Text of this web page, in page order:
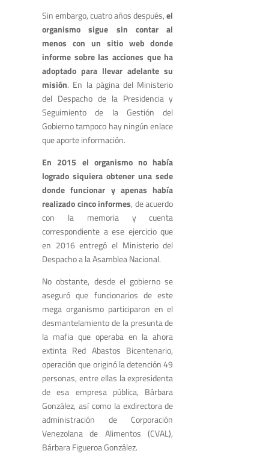
Sin embargo, cuatro años después,el
organismo sigue sin contar al
menos con un sitio web donde
informe sobre las acciones que ha
adoptado para llevar adelante su
misión. En la página del Ministerio
del Despacho de la Presidencia y
Seguimiento de la Gestión del
Gobierno tampoco hay ningún enlace
que aporte información.
En 2015 el organismo no había
logrado siquiera obtener una sede
donde funcionar y apenas había
realizado cinco informes, de acuerdo
con la memoria y cuenta
correspondiente a ese ejercicio que
en 2016 entregó el Ministerio del
Despacho a la Asamblea Nacional.
No obstante, desde el gobierno se
aseguró que funcionarios de este
mega organismo participaron en el
desmantelamiento de la presunta de
la mafia que operaba en la ahora
extinta Red Abastos Bicentenario,
operación que originó la detención 49
personas, entre ellas la expresidenta
de esa empresa pública, Bárbara
González, así como la exdirectora de
administración de Corporación
Venezolana de Alimentos (CVAL),
Bárbara Figueroa González.